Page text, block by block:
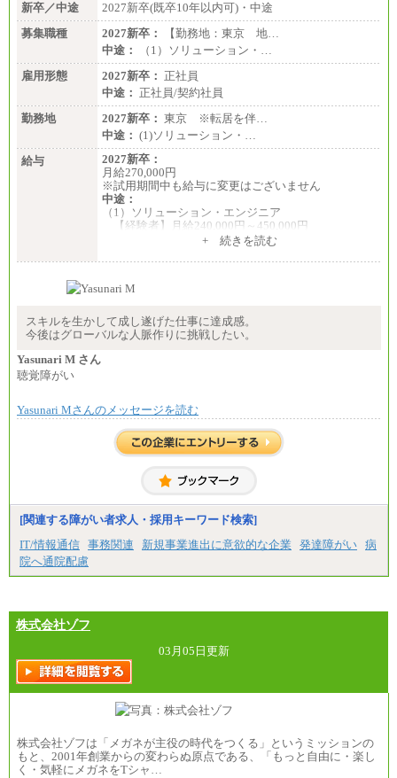
新卒／中途
2027新卒(既卒10年以内可)・中途
募集職種
2027新卒：
【勤務地：東京 地…
中途：
（1）ソリューション・…
雇用形態
2027新卒： 正社員
中途： 正社員/契約社員
勤務地
2027新卒： 東京 ※転居を伴…
中途： (1)ソリューション・…
給与
2027新卒：
月給270,000円
※試用期間中も給与に変更はございません
中途：
（1）ソリューション・エンジニア
【経験者】月給240,000円～450,000円
※地域や業務内容によって変動があります
※地域や業務内容によって変動があります
（2）一般事務
※地域や業務内容によって変動があります
（3）庶務/軽作業
+ 続きを読む
スキルを生かして成し遂げた仕事に達成感。
今後はグローバルな人脈作りに挑戦したい。
Yasunari M さん
聴覚障がい
Yasunari Mさんのメッセージを読む
[関連する障がい者求人・採用キーワード検索]
IT/情報通信 事務関連 新規事業進出に意欲的な企業 発達障がい 病
院へ通院配慮
株式会社ゾフ
03月05日更新
株式会社ゾフは「メガネが主役の時代をつくる」というミッションの
もと、2001年創業からの変わらぬ原点である、「もっと自由に・楽し
く・気軽にメガネをTシャ…